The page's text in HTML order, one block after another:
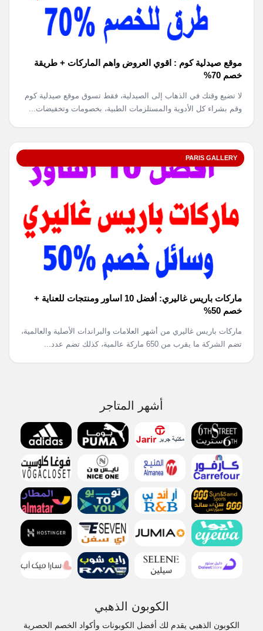
موقع صيدلية كوم : اقوي العروض واهم الماركات + طريقة
خصم 70%
لا تضيع وقتك في الذهاب إلى الصيدلية، فقط تسوق موقع صيدلية كوم
وقم بشراء كل الأدوية والمستلزمات الطبية، بخصومات وتخفيضات...
PARIS GALLERY
ماركات باريس غاليري: أفضل 10 اساور ومنتجات للعناية +
خصم 50%
ماركات باريس غاليري من أشهر العلامات والبراندات الأصلية والعالمية،
تضم الشركة ما يقرب من 650 ماركة عالمية، كذلك تضم عدد...
أشهر المتاجر
الكوبون الذهبي
الكوبون الذهبي يقدم لك أفضل الكوبونات وأكواد الخصم الحصرية